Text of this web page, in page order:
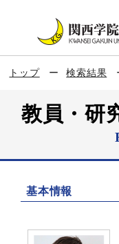
トップ 検索結果
教員・研
基本情報